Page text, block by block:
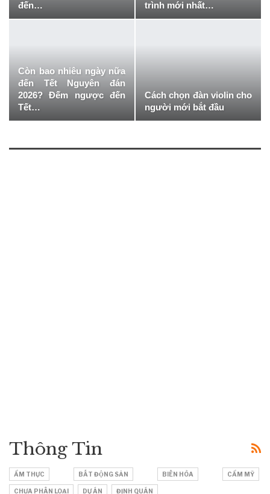
đến…
trình mới nhất…
Còn bao nhiêu ngày nữa
đến Tết Nguyên đán
2026? Đếm ngược đến
Tết…
Cách chọn đàn violin cho
người mới bắt đầu
Thông Tin
ẨM THỰC BẤT ĐỘNG SẢN BIÊN HÒA CẨM MỸ
CHƯA PHÂN LOẠI DỰ ÁN ĐỊNH QUÁN